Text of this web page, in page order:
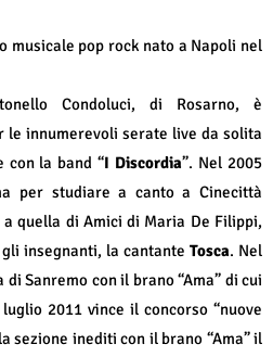
musicale pop rock nato a Napoli nel
Condoluci, di Rosarno, è
le innumerevoli serate live da solita
con la band “I Discordia”. Nel 2005
per studiare a canto a Cinecittà
a quella di Amici di Maria De Filippi,
insegnanti, la cantante Tosca. Nel
Sanremo con il brano “Ama” di cui
2011 vince il concorso “nuove
sezione inediti con il brano “Ama” il